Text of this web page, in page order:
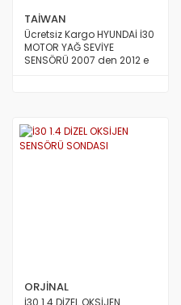
TAİWAN
Ücretsiz Kargo HYUNDAİ İ30
MOTOR YAĞ SEVİYE
SENSÖRÜ 2007 den 2012 e
ORJİNAL
İ30 1.4 DİZEL OKSİJEN